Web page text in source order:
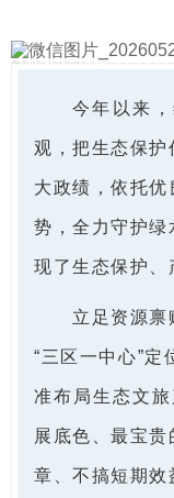
今年以来
观，把生态保护
大政绩，依托
势，全力守护绿
现了生态保护、
立足资源禀
“三区一中心”定
准布局生态文
展底色、最宝
章、不搞短期效